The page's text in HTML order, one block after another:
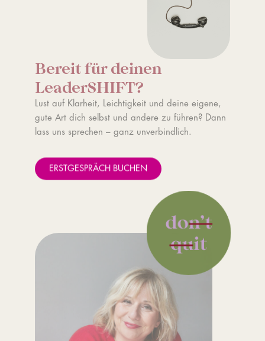
Bereit für deinen
LeaderSHIFT?
Lust auf Klarheit, Leichtigkeit und deine eigene,
gute Art dich selbst und andere zu führen? Dann
lass uns sprechen – ganz unverbindlich.
ERSTGESPRÄCH BUCHEN